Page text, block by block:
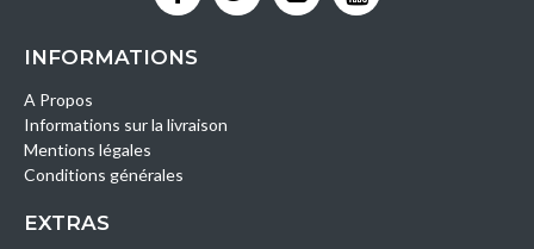
INFORMATIONS
A Propos
Informations sur la livraison
Mentions légales
Conditions générales
EXTRAS